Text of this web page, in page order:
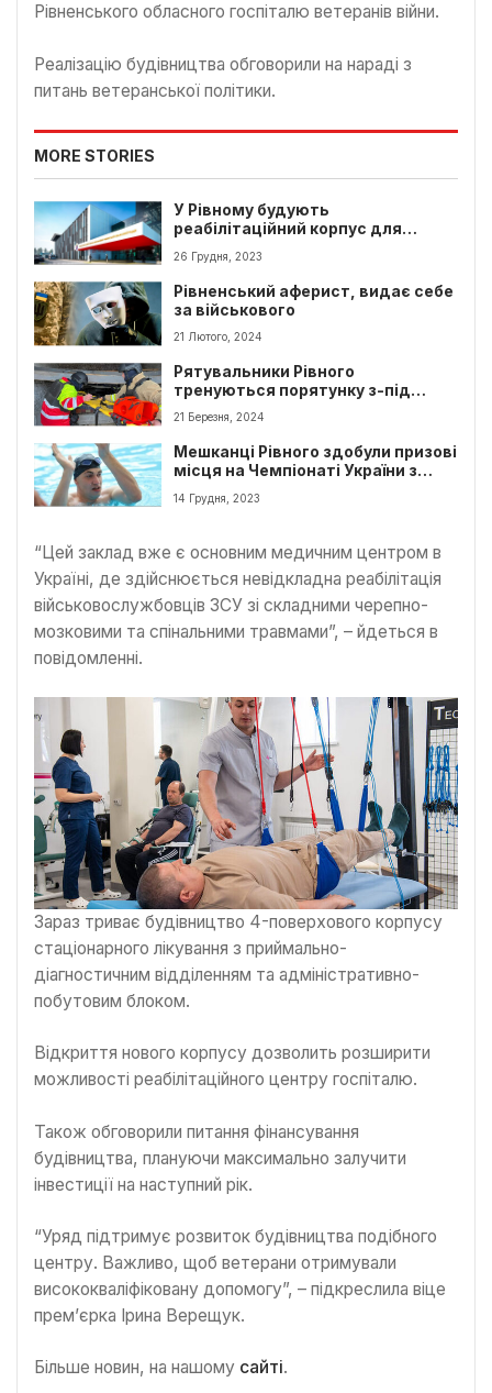
Рівненського обласного госпіталю ветеранів війни.
Реалізацію будівництва обговорили на нараді з
питань ветеранської політики.
MORE STORIES
У Рівному будують
реабілітаційний корпус для
ветеранів
26 Грудня, 2023
Рівненський аферист, видає себе
за військового
21 Лютого, 2024
Рятувальники Рівного
тренуються порятунку з-під
завалів
21 Березня, 2024
Мешканці Рівного здобули призові
місця на Чемпіонаті України з
плавання
14 Грудня, 2023
“Цей заклад вже є основним медичним центром в
Україні, де здійснюється невідкладна реабілітація
військовослужбовців ЗСУ зі складними черепно-
мозковими та спінальними травмами”, – йдеться в
повідомленні.
Зараз триває будівництво 4-поверхового корпусу
стаціонарного лікування з приймально-
діагностичним відділенням та адміністративно-
побутовим блоком.
Відкриття нового корпусу дозволить розширити
можливості реабілітаційного центру госпіталю.
Також обговорили питання фінансування
будівництва, плануючи максимально залучити
інвестиції на наступний рік.
“Уряд підтримує розвиток будівництва подібного
центру. Важливо, щоб ветерани отримували
висококваліфіковану допомогу”, – підкреслила віце
прем’єрка Ірина Верещук.
Більше новин, на нашому сайті.